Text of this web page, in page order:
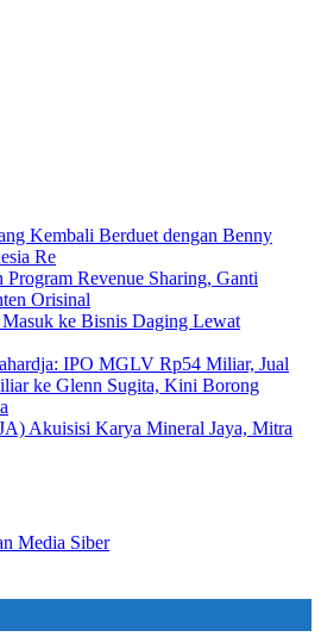
Kembali Berduet dengan Benny
Re
Revenue Sharing, Ganti
Orisinal
ke Bisnis Daging Lewat
IPO MGLV Rp54 Miliar, Jual
ke Glenn Sugita, Kini Borong
Akuisisi Karya Mineral Jaya, Mitra
Media Siber